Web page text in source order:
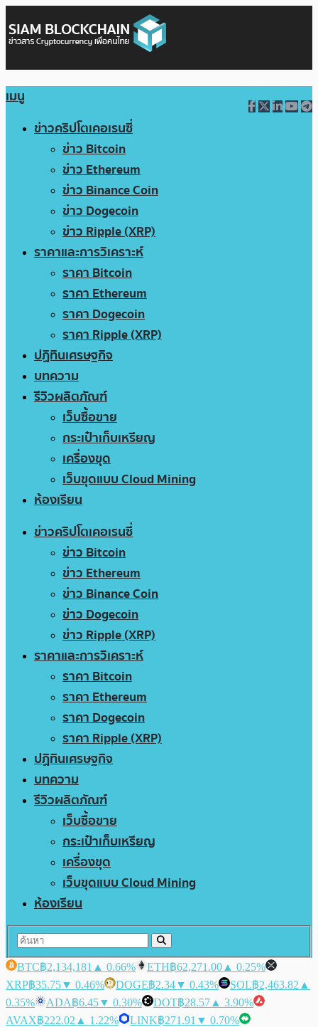
เมนู
ข่าวคริปโตเคอเรนซี่
ข่าว Bitcoin
ข่าว Ethereum
ข่าว Binance Coin
ข่าว Dogecoin
ข่าว Ripple (XRP)
ราคาและการวิเคราะห์
ราคา Bitcoin
ราคา Ethereum
ราคา Dogecoin
ราคา Ripple (XRP)
ปฏิทินเศรษฐกิจ
บทความ
รีวิวผลิตภัณฑ์
เว็บซื้อขาย
กระเป๋าเก็บเหรียญ
เครื่องขุด
เว็บขุดแบบ Cloud Mining
ห้องเรียน
ข่าวคริปโตเคอเรนซี่
ข่าว Bitcoin
ข่าว Ethereum
ข่าว Binance Coin
ข่าว Dogecoin
ข่าว Ripple (XRP)
ราคาและการวิเคราะห์
ราคา Bitcoin
ราคา Ethereum
ราคา Dogecoin
ราคา Ripple (XRP)
ปฏิทินเศรษฐกิจ
บทความ
รีวิวผลิตภัณฑ์
เว็บซื้อขาย
กระเป๋าเก็บเหรียญ
เครื่องขุด
เว็บขุดแบบ Cloud Mining
ห้องเรียน
BTC฿2,134,181 ▲ 0.66% ETH฿62,271.00 ▲ 0.25%
XRP฿35.75▼ 0.46% DOGE฿2.34▼ 0.43% SOL฿2,463.82 ▲
0.35%
ADA฿6.45▼ 0.30% DOT฿28.57 ▲ 3.90%
AVAX฿222.02 ▲ 1.22% LINK฿271.91 ▼ 0.70%